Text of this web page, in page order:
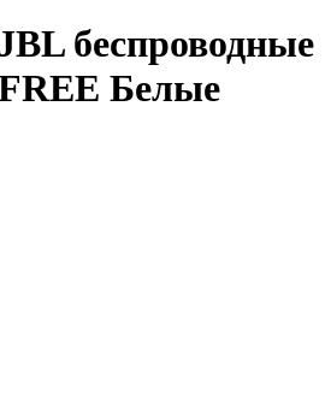
беспроводные
Белые